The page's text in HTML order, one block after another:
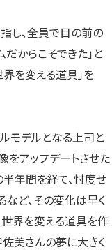
し、全員で目の前の
だからこそできた」と
を変える道具」を
モデルとなる上司と
をアップデートさせた
年間を経て、忖度せ
ど、その変化は早く
世界を変える道具を作
美さんの夢に大きく